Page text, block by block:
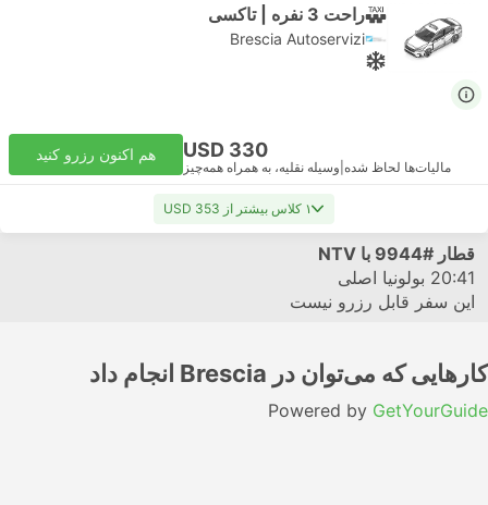
راحت 3 نفره | تاکسی
Brescia Autoservizi
USD 330
مالیات‌ها لحاظ شده وسیله نقلیه، به همراه همه‌چیز
هم اکنون رزرو کنید
۱ کلاس بیشتر از USD 353
قطار #9944
با NTV
20:41 بولونیا اصلی
این سفر قابل رزرو نیست
کارهایی که می‌توان در Brescia انجام داد
Powered by GetYourGuide